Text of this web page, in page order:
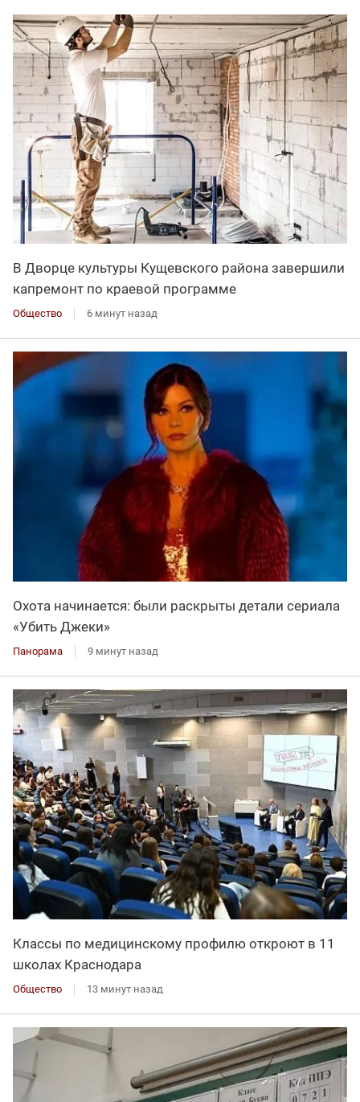
В Дворце культуры Кущевского района завершили
капремонт по краевой программе
Общество 6 минут назад
Охота начинается: были раскрыты детали сериала
«Убить Джеки»
Панорама 9 минут назад
Классы по медицинскому профилю откроют в 11
школах Краснодара
Общество 13 минут назад